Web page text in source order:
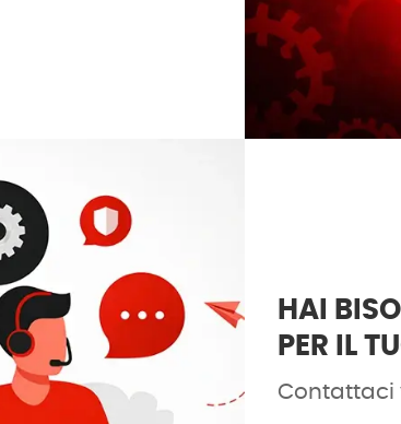
HAI
PER IL
Contattaci